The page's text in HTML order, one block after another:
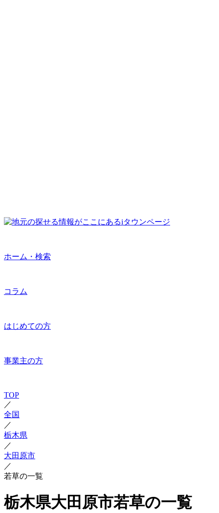
ホーム・検索
コラム
はじめての方
事業主の方
TOP
／
全国
／
栃木県
／
大田原市
／
若草の一覧
栃木県大田原市若草の一覧